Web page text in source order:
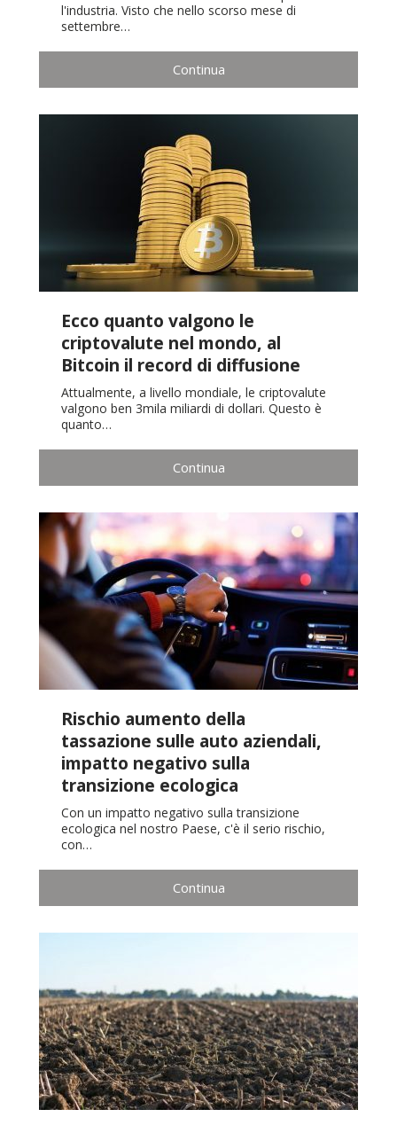
l'industria. Visto che nello scorso mese di
settembre…
Continua
Ecco quanto valgono le
criptovalute nel mondo, al
Bitcoin il record di diffusione
Attualmente, a livello mondiale, le criptovalute
valgono ben 3mila miliardi di dollari. Questo è
quanto…
Continua
Rischio aumento della
tassazione sulle auto aziendali,
impatto negativo sulla
transizione ecologica
Con un impatto negativo sulla transizione
ecologica nel nostro Paese, c'è il serio rischio,
con…
Continua